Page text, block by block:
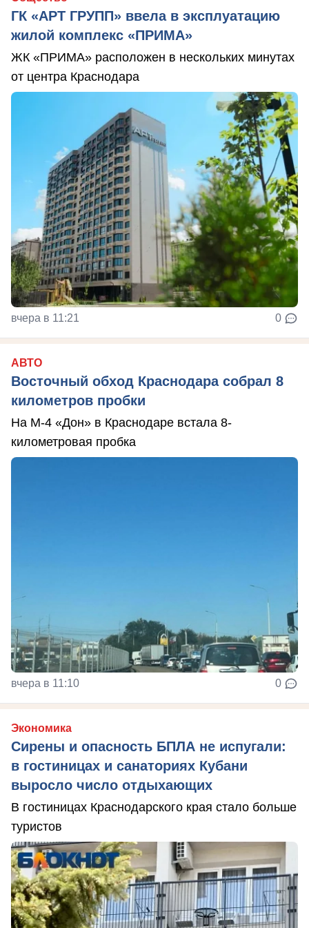
ГК «АРТ ГРУПП» ввела в эксплуатацию
жилой комплекс «ПРИМА»
ЖК «ПРИМА» расположен в нескольких минутах
от центра Краснодара
вчера в 11:21 0
АВТО
Восточный обход Краснодара собрал 8
километров пробки
На М-4 «Дон» в Краснодаре встала 8-
километровая пробка
вчера в 11:10 0
Экономика
Сирены и опасность БПЛА не испугали:
в гостиницах и санаториях Кубани
выросло число отдыхающих
В гостиницах Краснодарского края стало больше
туристов